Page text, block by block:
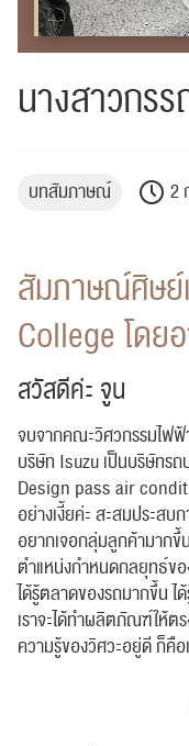
นางสาวกร
บทสัมภาษณ์ 2
สัมภาษณ์ศิษย์
College โดย
สวัสดีค่ะ จูน
จบจากคณะวิศวกรรมไฟฟ้
บริษัท Isuzu เป็นบริษัทร
Design pass air
อย่างเงี้ยค่ะ สะสมประส
อยากเจอกลุ่มลูกค้ามากขึ้
ตำแหน่งกำหนดกลยุทธ์ข
ได้รู้ตลาดของรถมากขึ้น ไ
เราจะได้ทำผลิตภัณฑ์ให้ต
ความรู้ของวิศวะอยู่ดี ก็คื